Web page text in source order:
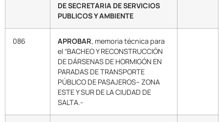
DE SECRETARIA DE SERVICIOS
PUBLICOS Y AMBIENTE
086 APROBAR, memoria técnica para
el “BACHEO Y RECONSTRUCCIÓN
DE DÁRSENAS DE HORMIGÓN EN
PARADAS DE TRANSPORTE
PÚBLICO DE PASAJEROS– ZONA
ESTE Y SUR DE LA CIUDAD DE
SALTA.-